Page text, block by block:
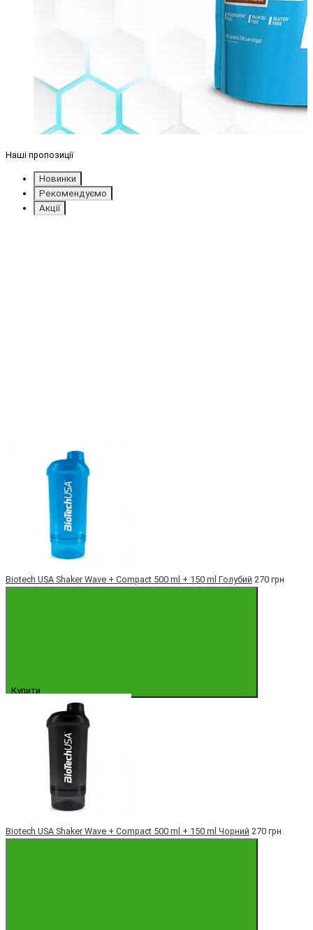
Наші пропозиції
Новинки
Рекомендуємо
Акції
Biotech USA Shaker Wave + Compact 500 ml + 150 ml Голубий 270 грн
Купити
Biotech USA Shaker Wave + Compact 500 ml + 150 ml Чорний 270 грн